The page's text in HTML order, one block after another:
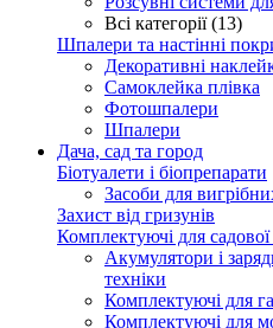
Всі категорії (13)
Шпалери та настінні
Декоративні
Самоклейка плівка
Фотошпалери
Шпалери
Дача, сад та город
Біотуалети і біопрепарати
Засоби для
Захист від гризунів
Комплектуючі для садової
Акумулятори і
техніки
Комплектуючі для
Комплектуючі для